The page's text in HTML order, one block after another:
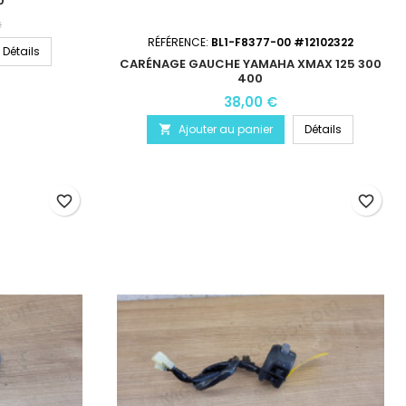
Détails
RÉFÉRENCE: BL1-F8377-00 #12102322
CARÉNAGE GAUCHE YAMAHA XMAX 125 300
400
38,00 €
 Ajouter au panier Détails
favorite_border favorite_border